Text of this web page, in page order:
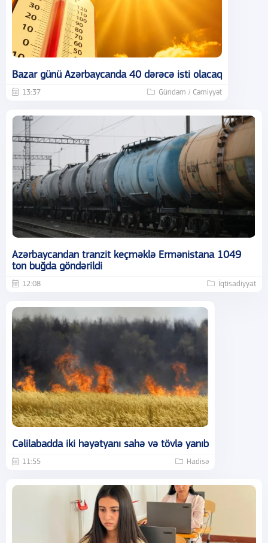
Bazar günü Azərbaycanda 40 dərəcə isti olacaq
13:37 Gündəm / Cəmiyyət
Azərbaycandan tranzit keçməklə Ermənistana 1049
ton buğda göndərildi
12:08 İqtisadiyyat
Cəlilabadda iki həyətyanı sahə və tövlə yanıb
11:55 Hadisə